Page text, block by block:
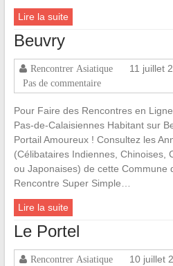
Lire la suite
Beuvry
Rencontrer Asiatique 11 juillet
Pas de commentaire
Pour Faire des Rencontres en
Pas-de-Calaisiennes Habitant sur
Portail Amoureux ! Consultez les
(Célibataires Indiennes, Chinoises,
ou Japonaises) de cette Commune
Rencontre Super Simple…
Lire la suite
Le Portel
Rencontrer Asiatique 10 juillet